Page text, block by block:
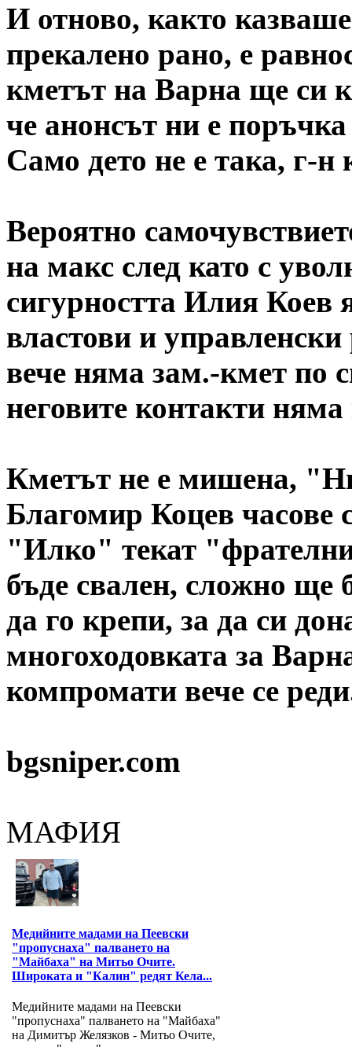
И отново, както
прекалено рано, е
кметът на Варна ще си
че анонсът ни е
Само дето не е така, г-н
Вероятно
на макс след като с
сигурността Илия Коев
властови и
вече няма зам.-кмет по
неговите контакти
Кметът не е мишена,
Благомир Коцев часове
"Илко" текат
бъде свален, сложно ще
да го крепи, за да си
многоходовката за
компромати вече се
bgsniper.com
МАФИЯ
Медийните мадами на Пеевски
"пропуснаха" палването на
"Майбаха" на Митьо Очите.
Широката и "Калин" редят Кела...
Медийните мадами на Пеевски
"пропуснаха" палването на "Майбаха"
на Димитър Желязков - Митьо Очите,